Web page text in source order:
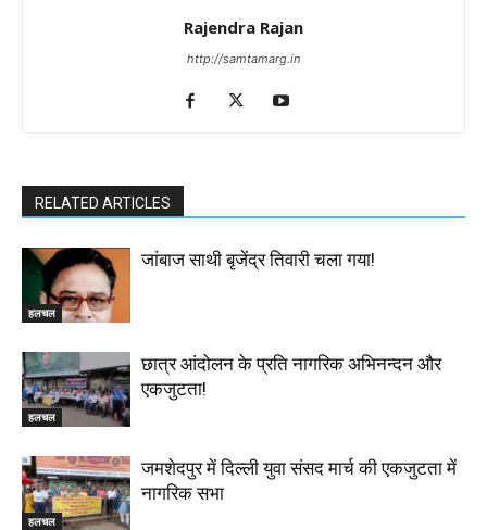
Rajendra Rajan
http://samtamarg.in
RELATED ARTICLES
हलचल
जांबाज साथी बृजेंद्र तिवारी चला गया!
हलचल
छात्र आंदोलन के प्रति नागरिक अभिनन्दन और
एकजुटता!
हलचल
जमशेदपुर में दिल्ली युवा संसद मार्च की एकजुटता में
नागरिक सभा